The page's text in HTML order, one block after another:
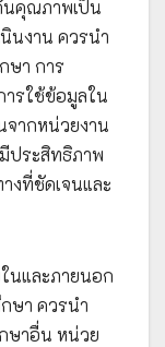
นคุณภาพเป็น
นงาน ควรนำ
ษา การ
ารใช้ข้อมูลใน
จากหน่วยงาน
ประสิทธิภาพ
งที่ชัดเจนและ
นและภายนอก
ษา ควรนำ
ษาอื่น หน่วย